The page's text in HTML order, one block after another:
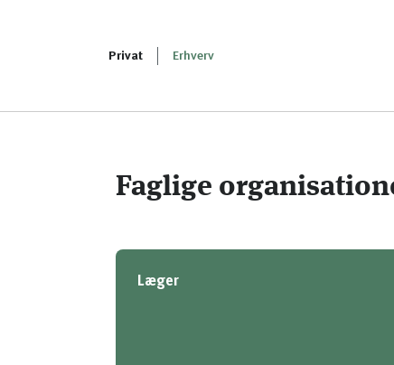
Privat Erhverv
Faglige
Læger